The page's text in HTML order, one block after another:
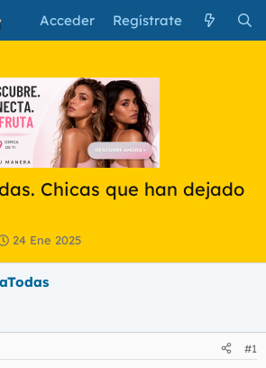
Acceder Regístrate
Chicas que han dejado
F
h
e
24 Ene 2025
#1